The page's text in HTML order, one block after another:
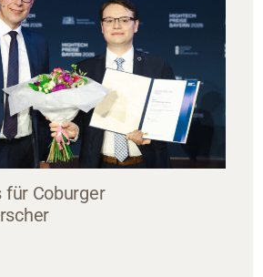
für Coburger